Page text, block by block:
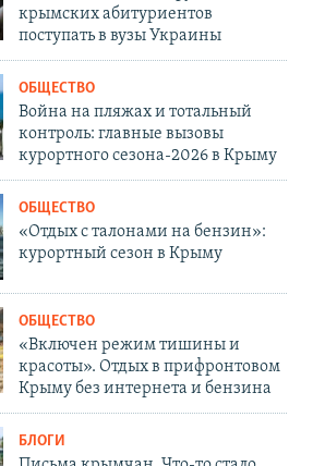
крымских абитуриентов
поступать в вузы Украины
ОБЩЕСТВО
Война на пляжах и тотальный
контроль: главные вызовы
курортного сезона-2026 в Крыму
ОБЩЕСТВО
«Отдых с талонами на бензин»:
курортный сезон в Крыму
ОБЩЕСТВО
«Включен режим тишины и
красоты». Отдых в прифронтовом
Крыму без интернета и бензина
БЛОГИ